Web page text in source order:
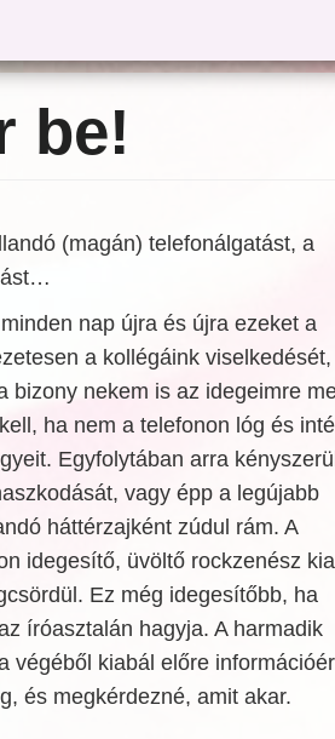
be!
(magán) telefonálgatást, a
nap újra és újra ezeket a
a kollégáink viselkedését,
bizony nekem is az idegeimre
ha nem a telefonon lóg és
Egyfolytában arra
vagy épp a legújabb
háttérzajként zúdul rám. A
idegesítő, üvöltő rockzenész
Ez még idegesítőbb, ha
íróasztalán hagyja. A harmadik
végéből kiabál előre
és megkérdezné, amit akar.